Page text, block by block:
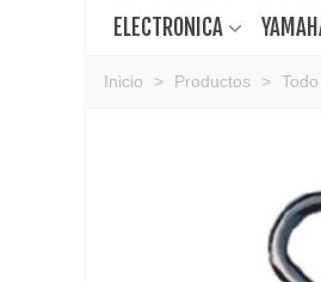
ELECTRONICA
Inicio > Productos >